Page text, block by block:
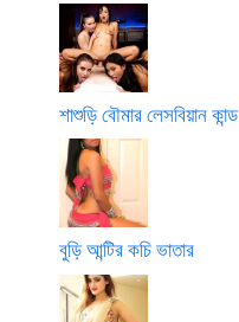
শাশুড়ি বৌমার লেসবিয়ান কান্ড
বুড়ি আন্টির কচি ভাতার